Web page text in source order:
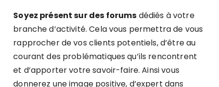
Soyez présent sur des forums dédiés à votre
branche d’activité. Cela vous permettra de vous
rapprocher de vos clients potentiels, d’être au
courant des problématiques qu’ils rencontrent
et d’apporter votre savoir-faire. Ainsi vous
donnerez une image positive, d’expert dans